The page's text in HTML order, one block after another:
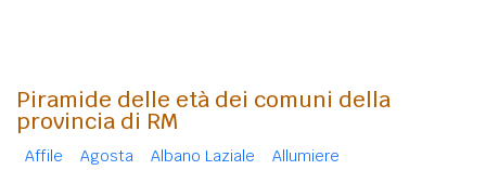
Piramide delle età dei comuni della
provincia di RM
Affile Agosta Albano Laziale
Allumiere